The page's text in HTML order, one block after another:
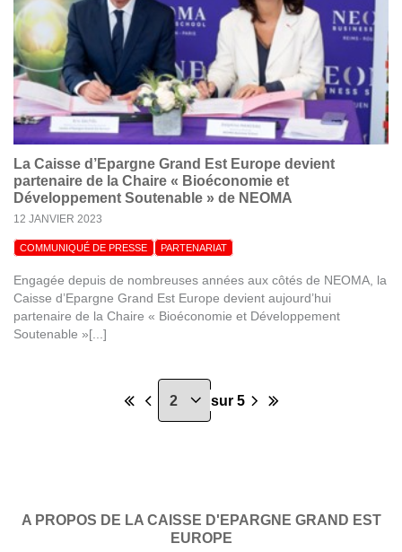
La Caisse d’Epargne Grand Est Europe devient
partenaire de la Chaire « Bioéconomie et
Développement Soutenable » de NEOMA
12 JANVIER 2023
COMMUNIQUÉ DE PRESSE PARTENARIAT
Engagée depuis de nombreuses années aux côtés de NEOMA, la
Caisse d’Epargne Grand Est Europe devient aujourd’hui
partenaire de la Chaire « Bioéconomie et Développement
Soutenable »[...]
sur 5
A PROPOS DE LA CAISSE D'EPARGNE GRAND EST
EUROPE